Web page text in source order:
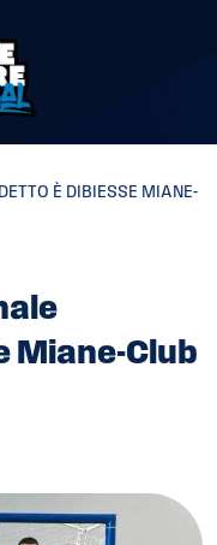
È DIBIESSE MIANE-
Miane-Club